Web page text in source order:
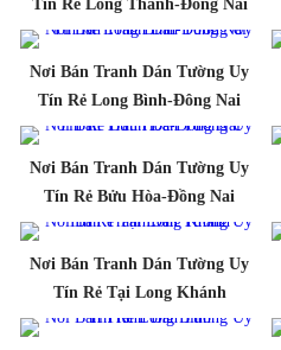
Tín Rẻ Long Thành-Đông Nai
Nơi Bán Tranh Dán Tường Uy
Tín Rẻ Long Bình-Đông Nai
Nơi Bán Tranh Dán Tường Uy
Tín Rẻ Bửu Hòa-Đồng Nai
Nơi Bán Tranh Dán Tường Uy
Tín Rẻ Tại Long Khánh